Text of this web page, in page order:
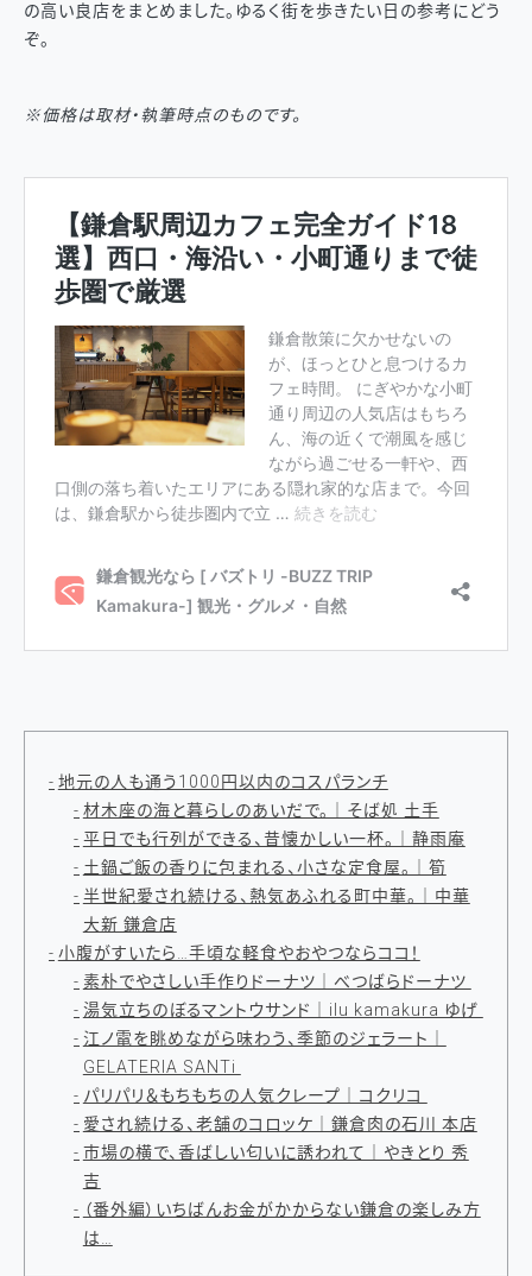
の高い良店をまとめました。ゆるく街を歩きたい日の参考にどう
ぞ。
※価格は取材・執筆時点のものです。
地元の人も通う1000円以内のコスパランチ
材木座の海と暮らしのあいだで。｜そば処 土手
平日でも行列ができる、昔懐かしい一杯。｜静雨庵
土鍋ご飯の香りに包まれる、小さな定食屋。｜筍
半世紀愛され続ける、熱気あふれる町中華。｜中華
大新 鎌倉店
小腹がすいたら…手頃な軽食やおやつならココ！
素朴でやさしい手作りドーナツ｜べつばらドーナツ
湯気立ちのぼるマントウサンド｜ilu kamakura ゆげ
江ノ電を眺めながら味わう、季節のジェラート｜
GELATERIA SANTi
パリパリ＆もちもちの人気クレープ｜コクリコ
愛され続ける、老舗のコロッケ｜鎌倉肉の石川 本店
市場の横で、香ばしい匂いに誘われて｜やきとり 秀
吉
（番外編）いちばんお金がかからない鎌倉の楽しみ方
は…